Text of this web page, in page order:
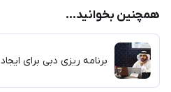
همچنین بخوانید...
برنامه ریزی دبی برای ایجاد ۴۰ هزار شغل در متاورس